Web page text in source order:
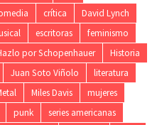
crítica
David Lynch
escritoras
feminismo
por Schopenhauer
Historia
Juan Soto Viñolo
literatura
Miles Davis
mujeres
punk
series americanas